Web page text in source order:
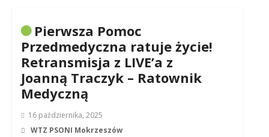
Pierwsza Pomoc
Przedmedyczna ratuje życie!
Retransmisja z LIVE’a z
Joanną Traczyk – Ratownik
Medyczną
16 października, 2025
WTZ PSONI Mokrzeszów